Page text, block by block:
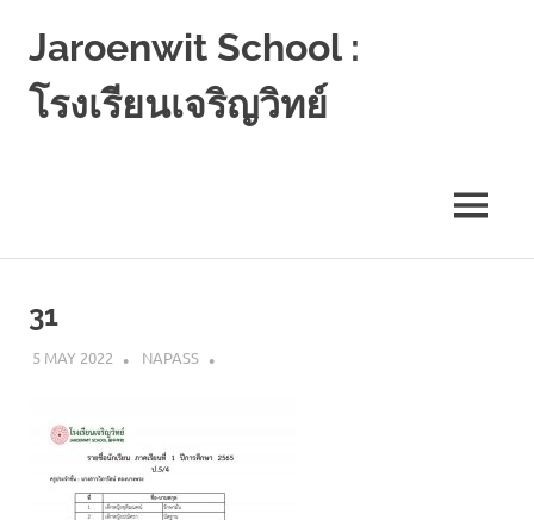
content
Jaroenwit School :
โรงเรียนเจริญวิทย์
MENU
31
5 MAY 2022 NAPASS